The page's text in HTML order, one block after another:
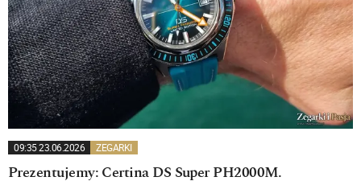
09:35 23.06.2026 ZEGARKI
Prezentujemy: Certina DS Super PH2000M.